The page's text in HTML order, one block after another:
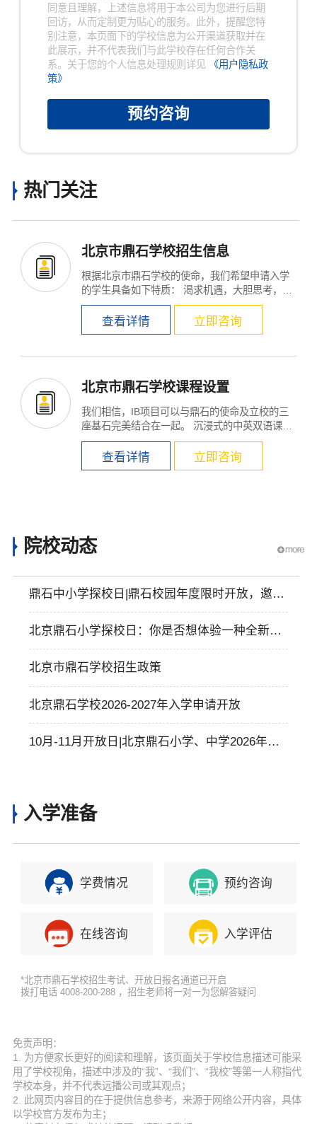
同意且理解，上述信息将用于本公司为您进行后期
回访，从而定制更为贴心的服务。此外，提醒您特
别注意，本页面下的学校信息为公开渠道获取并在
此展示，并不代表我们与此学校存在任何合作关
系。关于您的个人信息处理规则详见
《用户隐私政
策》
预约咨询
热门关注
北京市鼎石学校招生信息
根据北京市鼎石学校的使命，我们希望申请入学
的学生具备如下特质： 渴求机遇，大胆思考，思
维开阔，充满创...
查看详情 立即咨询
北京市鼎石学校课程设置
我们相信，IB项目可以与鼎石的使命及立校的三
座基石完美结合在一起。 沉浸式的中英双语课程;
在...
查看详情 立即咨询
院校动态
鼎石中小学探校日|鼎石校园年度限时开放，邀您
亲临教育现场
北京鼎石小学探校日：你是否想体验一种全新的
世界教育？
北京市鼎石学校招生政策
北京鼎石学校2026-2027年入学申请开放
10月-11月开放日|北京鼎石小学、中学2026年秋
入学准备
学费情况 预约咨询
在线咨询 入学评估
*北京市鼎石学校招生考试、开放日报名通道已开启
拨打电话 4008-200-288 ，招生老师将一对一为您解答疑问
免责声明：
1. 为方便家长更好的阅读和理解，该页面关于学校信息描述可能采
用了学校视角，描述中涉及的“我”、“我们”、“我校”等第一人称指代
学校本身，并不代表远播公司或其观点；
2. 此网页内容目的在于提供信息参考，来源于网络公开内容，具体
以学校官方发布为主；
×